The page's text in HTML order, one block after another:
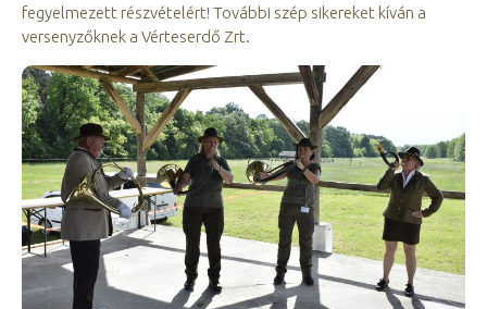
fegyelmezett részvételért! További szép sikereket kíván a
versenyzőknek a Vérteserdő Zrt.